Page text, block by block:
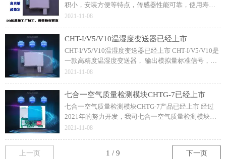
积小，安装方便等特点，传感器性能可靠，使用寿命
长，响应速度快。/product.html?pdfCHT-M485-
2021-11-08
CHT-I/V5/V10温湿度变送器已经上市
CHT-I/V5/V10温湿度变送器已经上市 CHT-I/V5/V10是
一款高精度温湿度变送器， 输出模拟量标准信号，温
湿度一体。使用瑞士进口二代传感器探头，保证了产
2021-11-08
七合一空气质量检测模块CHTG-7已经上市
七合一空气质量检测模块CHTG-7产品已经上市 经过
2021年的努力开发，我司七合一空气质量检测模块
CHTG-7已经上市，欢迎大家咨询了解！可对所处环境
2021-11-08
上一页 下一页